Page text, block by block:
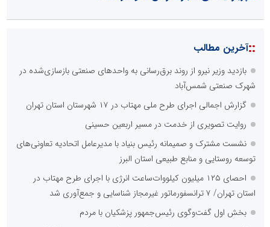
::آخرین مطالب
بازدید وزیر نیرو از روند برق‌رسانی به واحدهای صنعتی بازسازی‌شده در
شهرک صنعتی شمس‌آباد
گزارش اجمالی اجرای طرح ملی مهتاب در ۱۷ شهرستان استان تهران
روایت تصویری از خدمت در مسیر اربعین حسینی
نشست مشترک و صمیمانه رئیس بنیاد با مدیرعامل اتحادیه تعاونی‌های
توسعه روستایی و منابع طبیعی استان البرز
احصای ۱۲۵ میلیون کیلووات‌ساعت انرژی با اجرای طرح مهتاب در
استان تهران/ ۷ ترانسفورماتور غیرمجاز شناسایی و جمع‌آوری شد
بخش اول گفت‌وگوی رئیس‌جمهور پزشکیان با مردم